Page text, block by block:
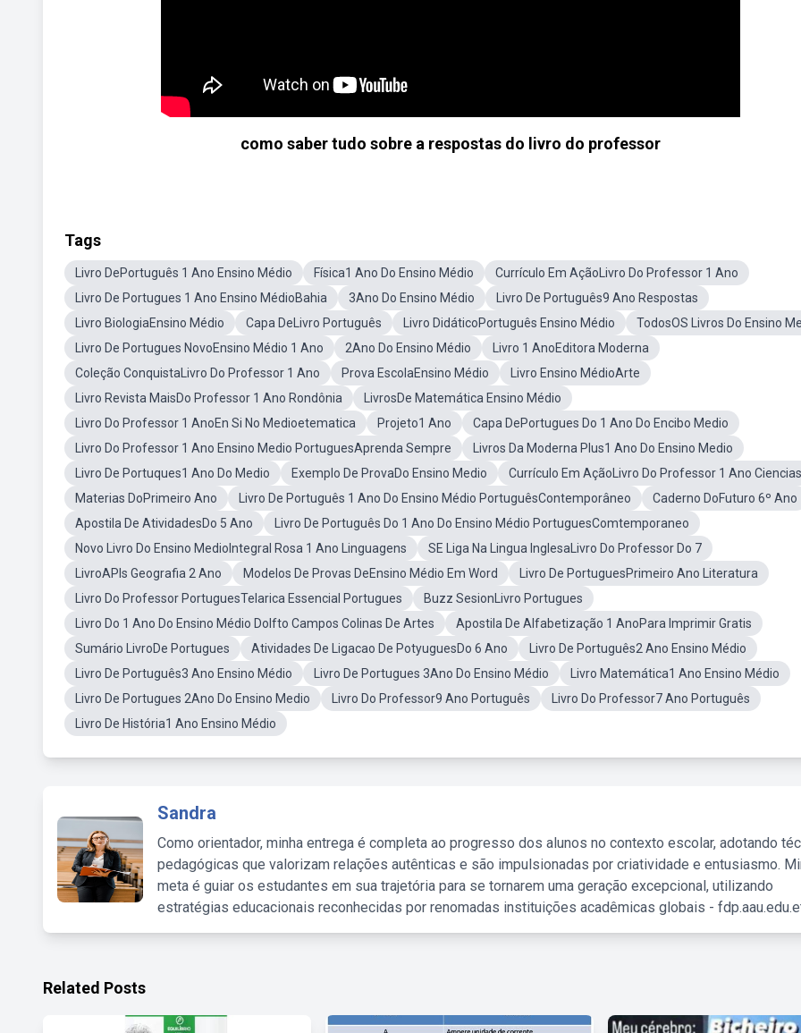
como saber tudo sobre a respostas do livro do professor
Tags
Livro DePortuguês 1 Ano Ensino Médio Física1 Ano Do Ensino Médio
Currículo Em AçãoLivro Do Professor 1 Ano
Livro De Portugues 1 Ano Ensino MédioBahia
3Ano Do Ensino Médio
Livro De Português9 Ano Respostas
Livro BiologiaEnsino Médio
Capa DeLivro Português Livro DidáticoPortuguês Ensino Médio
TodosOS Livros Do Ensino
Livro De Portugues NovoEnsino Médio 1 Ano
2Ano Do Ensino Médio
Livro 1 AnoEditora Moderna
Coleção ConquistaLivro Do Professor 1 Ano
Prova EscolaEnsino Médio
Livro Ensino MédioArte
Livro Revista MaisDo Professor 1 Ano Rondônia
LivrosDe Matemática Ensino Médio
Livro Do Professor 1 AnoEn Si No Medioetematica
Projeto1 Ano
Capa DePortugues Do 1 Ano Do Encibo Medio
Livro Do Professor 1 Ano Ensino Medio PortuguesAprenda Sempre
Livros Da Moderna Plus1 Ano Do Ensino Medio
Livro De Portuques1 Ano Do Medio
Exemplo De ProvaDo Ensino Medio
Currículo Em AçãoLivro Do Professor 1 Ano Ciencias
Materias DoPrimeiro Ano
Livro De Português 1 Ano Do Ensino Médio PortuguêsContemporâneo
Caderno DoFuturo 6º Ano
Apostila De AtividadesDo 5 Ano
Livro De Português Do 1 Ano Do Ensino Médio PortuguesComtemporaneo
Novo Livro Do Ensino MedioIntegral Rosa 1 Ano Linguagens
SE Liga Na Lingua InglesaLivro Do Professor Do 7
LivroAPIs Geografia 2 Ano
Modelos De Provas DeEnsino Médio Em Word
Livro De PortuguesPrimeiro Ano Literatura
Livro Do Professor PortuguesTelarica Essencial Portugues
Buzz SesionLivro Portugues
Livro Do 1 Ano Do Ensino Médio DoIfto Campos Colinas De Artes
Apostila De Alfabetização 1 AnoPara Imprimir Gratis
Sumário LivroDe Portugues
Atividades De Ligacao De PotyuguesDo 6 Ano
Livro De Português2 Ano Ensino Médio
Livro De Português3 Ano Ensino Médio
Livro De Portugues 3Ano Do Ensino Médio
Livro Matemática1 Ano Ensino Médio
Livro De Portugues 2Ano Do Ensino Medio
Livro Do Professor9 Ano Português
Livro Do Professor7 Ano Português
Livro De História1 Ano Ensino Médio
Sandra
Como orientador, minha entrega é completa ao progresso dos alunos no contexto escolar, adotando
pedagógicas que valorizam relações autênticas e são impulsionadas por criatividade e entusiasmo.
meta é guiar os estudantes em sua trajetória para se tornarem uma geração excepcional, utilizando
estratégias educacionais reconhecidas por renomadas instituições acadêmicas globais -
Related Posts